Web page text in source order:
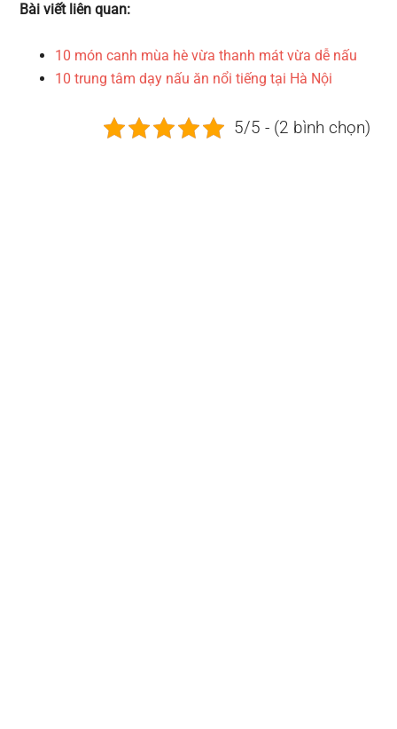
Bài viết liên quan:
10 món canh mùa hè vừa thanh mát vừa dễ nấu
10 trung tâm dạy nấu ăn nổi tiếng tại Hà Nội
5/5 - (2 bình chọn)